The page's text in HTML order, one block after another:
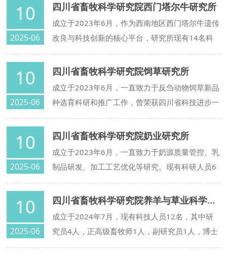
10
2025-06
四川省畜牧科学研究院西门塔尔牛研究所
成立于2023年6月，作为西南地区西门塔尔牛遗传
改良与科技创新的核心平台，研究所现有14名科
技人员，包括正高级畜牧师和兽医师各1名、副高
级畜牧师1名，四川肉牛创新团队岗位专家2名。
10
2025-06
四川省畜牧科学研究院饲草研究所
成立于2023年6月，一直致力于反刍动物饲草新品
种选育科研和推广工作，曾荣获四川省科技进步一
等奖。现有科技人员6名，拥有四川省国家饲草区
域测试评价站，实验室600㎡，配套功能室1200
㎡,机械库1000 ㎡，其核心种植区域占地100亩，
是集饲草资源保存、科普展示、区域试验、草地生
10
2025-06
四川省畜牧科学研究院奶业研究所
成立于2023年6月，一直致力于奶源质量管控、乳
制品研发、加工工艺优化等研究。现有科研人员6
人，涵盖乳品科学、加工技术及食品质量安全等领
域的专业人才。奶业所拥有乳品实验室2间，乳制
品加工坊700㎡，乳品加工配套设备齐全，主要研
究方向包括特色奶源开发与品质调控研究、智能化
10
2025-06
四川省畜牧科学研究院养羊与草业科学研究所
成立于2024年7月，现有科技人员12名，其中研
究员4人，正高级畜牧师1人，副研究员1人，博士
3人，四川省学术和技术带头人后备人选3人，农